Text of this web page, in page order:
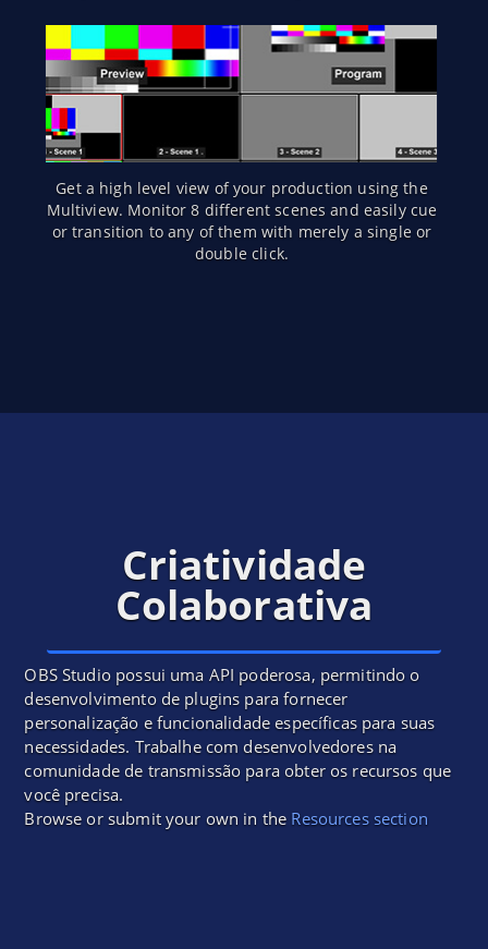
Get a high level view of your production using the
Multiview. Monitor 8 different scenes and easily cue
or transition to any of them with merely a single or
double click.
Criatividade
Colaborativa
OBS Studio possui uma API poderosa, permitindo o
desenvolvimento de plugins para fornecer
personalização e funcionalidade específicas para suas
necessidades. Trabalhe com desenvolvedores na
comunidade de transmissão para obter os recursos que
você precisa.
Browse or submit your own in the Resources section